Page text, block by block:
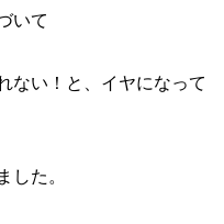
いて
ない！と、イヤになって
た。